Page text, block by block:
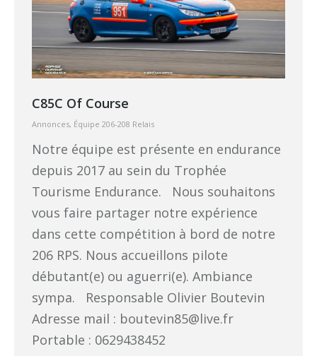
C85C Of Course
Annonces, Équipe 206-208 Relais
Notre équipe est présente en endurance
depuis 2017 au sein du Trophée
Tourisme Endurance. Nous souhaitons
vous faire partager notre expérience
dans cette compétition à bord de notre
206 RPS. Nous accueillons pilote
débutant(e) ou aguerri(e). Ambiance
sympa. Responsable Olivier Boutevin
Adresse mail : boutevin85@live.fr
Portable : 0629438452